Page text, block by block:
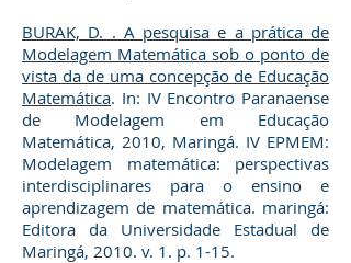
BURAK, D. . A pesquisa e a prática de
Modelagem Matemática sob o ponto de
vista da de uma concepção de Educação
Matemática. In: IV Encontro Paranaense
de Modelagem em Educação
Matemática, 2010, Maringá. IV EPMEM:
Modelagem matemática: perspectivas
interdisciplinares para o ensino e
aprendizagem de matemática. maringá:
Editora da Universidade Estadual de
Maringá, 2010. v. 1. p. 1-15.